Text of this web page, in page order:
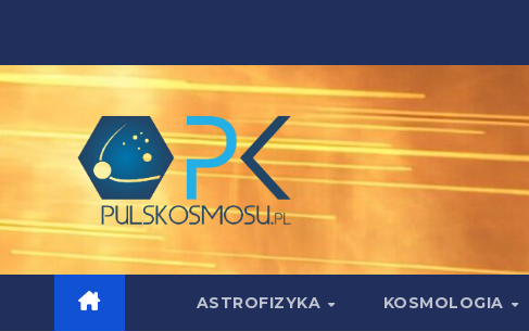
content
ASTROFIZYKA KOSMOLOGIA